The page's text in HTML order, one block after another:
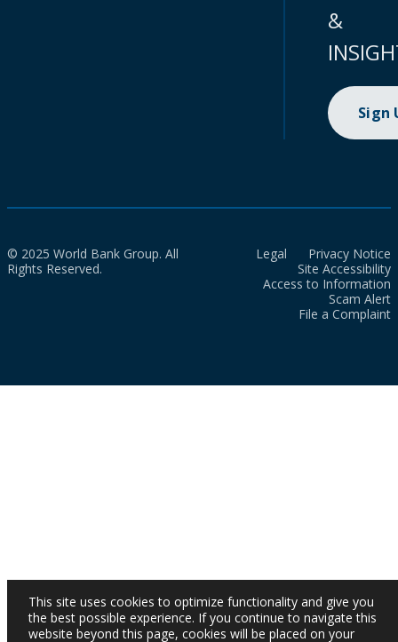
&
Sign
© 2025 World Bank Group. All
Rights Reserved.
Legal
Privacy Notice
Site Accessibility
Access to Information
Scam Alert
File a Complaint
This site uses cookies to optimize functionality and give you
the best possible experience. If you continue to navigate this
website beyond this page, cookies will be placed on your